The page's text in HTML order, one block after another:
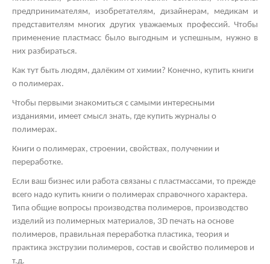
предпринимателям, изобретателям, дизайнерам, медикам и
представителям многих других уважаемых профессий. Чтобы
применение пластмасс было выгодным и успешным, нужно в
них разбираться.
Как тут быть людям, далёким от химии? Конечно, купить книги
о полимерах.
Чтобы первыми знакомиться с самыми интересными
изданиями, имеет смысл знать, где купить журналы о
полимерах.
Книги о полимерах, строении, свойствах, получении и
переработке.
Если ваш бизнес или работа связаны с пластмассами, то прежде
всего надо купить книги о полимерах справочного характера.
Типа общие вопросы производства полимеров, производство
изделий из полимерных материалов, 3D печать на основе
полимеров, правильная переработка пластика, теория и
практика экструзии полимеров, состав и свойство полимеров и
т.д.